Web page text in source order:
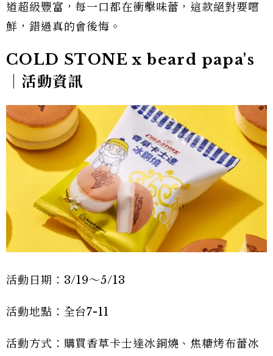
道超級豐富，每一口都在衝擊味蕾，這款絕對要嚐
鮮，錯過真的會後悔。
COLD STONE x beard papa's
｜活動資訊
活動日期：3/19～5/13
活動地點：全台7-11
活動方式：購買香草卡士達冰銅燒、焦糖烤布蕾冰